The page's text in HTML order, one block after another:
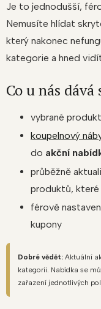
Je to jednodušší,
Nemusíte hlídat
který nakonec
kategorie a hned
Co u nás
vybrané
koupelnový
do akční
průběžně
produktů, které
férově
kupony
Dobré vědět:Aktuální
kategorii. Nabídka se
zařazení jednotlivých